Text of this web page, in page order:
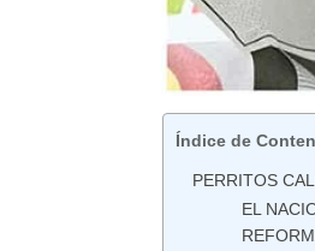
Índice de
PERRITOS
EL